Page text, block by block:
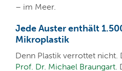
– im Meer.
Jede Auster enthält
Mikroplastik
Denn Plastik verrottet nicht.
Prof. Dr. Michael Braungart.